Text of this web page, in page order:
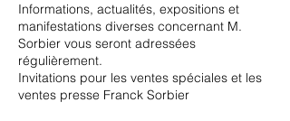
Informations, actualités, expositions et
manifestations diverses concernant M.
Sorbier vous seront adressées
régulièrement.
Invitations pour les ventes spéciales et les
ventes presse Franck Sorbier